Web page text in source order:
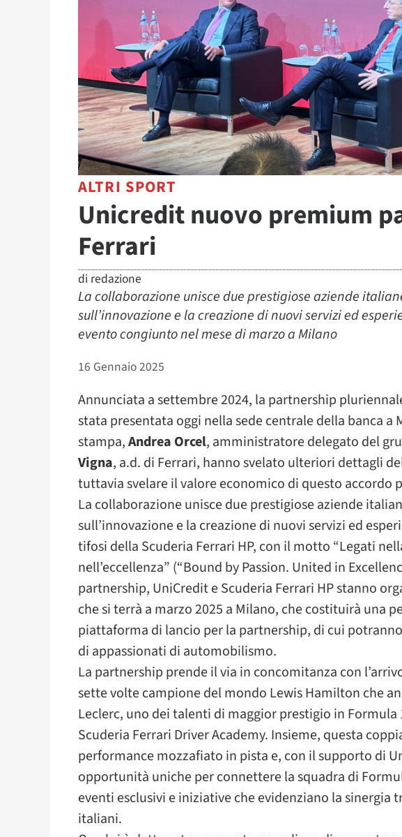
ALTRI SPORT
Unicredit nuovo premium
Ferrari
di redazione
La collaborazione unisce due prestigiose aziende
sull’innovazione e la creazione di nuovi servizi ed
evento congiunto nel mese di marzo a Milano
16 Gennaio 2025
Annunciata a settembre 2024, la partnership
stata presentata oggi nella sede centrale della banca a
stampa,Andrea Orcel, amministratore delegato del
Vigna, a.d. di Ferrari, hanno svelato ulteriori dettagli
tuttavia svelare il valore economico di questo accordo
La collaborazione unisce due prestigiose aziende
sull’innovazione e la creazione di nuovi servizi ed
tifosi della Scuderia Ferrari HP, con il motto “Legati
nell’eccellenza” (“Bound by Passion. United in
partnership, UniCredit e Scuderia Ferrari HP stanno
che si terrà a marzo 2025 a Milano, che costituirà una
piattaforma di lancio per la partnership, di cui
di appassionati di automobilismo.
La partnership prende il via in concomitanza con
sette volte campione del mondo Lewis Hamilton che
Leclerc, uno dei talenti di maggior prestigio in Formula
Scuderia Ferrari Driver Academy. Insieme, questa
performance mozzafiato in pista e, con il supporto di
opportunità uniche per connettere la squadra di
eventi esclusivi e iniziative che evidenziano la sinergia
italiani.